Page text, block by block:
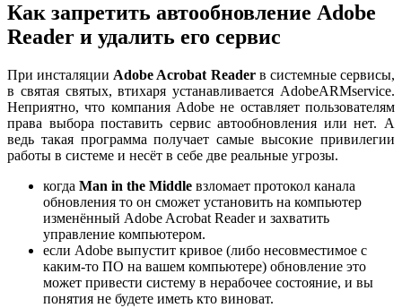
Как запретить автообновление Adobe
Reader и удалить его сервис
При инсталяции Adobe Acrobat Readerв системные сервисы,
в святая святых, втихаря устанавливается AdobeARMservice.
Неприятно, что компания Adobe не оставляет пользователям
права выбора поставить сервис автообновления или нет. А
ведь такая программа получает самые высокие привилегии
работы в системе и несёт в себе две реальные угрозы.
когда Man in the Middle взломает протокол канала
обновления то он сможет установить на компьютер
изменённый Adobe Acrobat Reader и захватить
управление компьютером.
если Adobe выпустит кривое (либо несовместимое с
каким-то ПО на вашем компьютере) обновление это
может привести систему в нерабочее состояние, и вы
понятия не будете иметь кто виноват.